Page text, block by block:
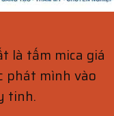
là tấm mica giá
phát mình vào
tinh.